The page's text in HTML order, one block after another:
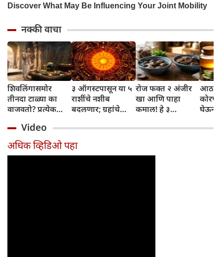
नक्की वाचा
शिवलिंगासमोर
तीनदा टाळ्या का
वाजवतो? प्रत्येक
जाणून घ्या
३ ऑगस्टपासून या ५
राशींचे नशीब
बदलणार; ग्रहांचे
संपतील आणि शुभ
दिवसांची सुरुवात
होईल
रोज फक्त २ अंजीर
खा आणि पाहा
कमाल! हे ३
तुम्हाला ठाऊक
घेऊन
Video
अधिक व्हिडिओ पहा